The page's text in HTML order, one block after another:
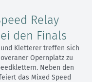
Relay
den Finals
Kletterer treffen sich
Opernplatz zu
Neben den
das Mixed Speed